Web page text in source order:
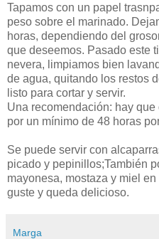
Tapamos con un papel
peso sobre el marinado.
horas, dependiendo del
que deseemos. Pasado este
nevera, limpiamos bien
de agua, quitando los restos
listo para cortar y servir.
Una recomendación: hay
por un mínimo de 48 horas
Se puede servir con
picado y pepinillos;También
mayonesa, mostaza y miel
guste y queda delicioso.
Marga